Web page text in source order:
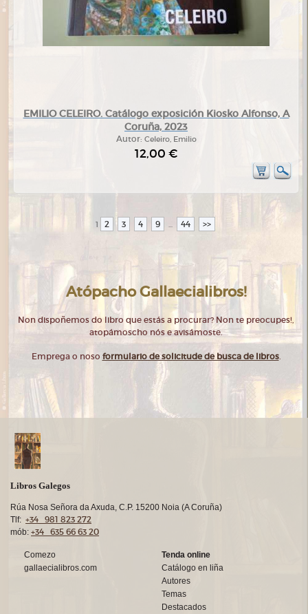
EMILIO CELEIRO. Catálogo exposición Kiosko Alfonso, A
Coruña, 2023
Autor: Celeiro, Emilio
12,00 €
1 2 3 4 9 ... 44 >>
Atópacho Gallaecialibros!
Non dispoñemos do libro que estás a procurar? Non te preocupes!,
atopámoscho nós e avisámoste.
Emprega o noso formulario de solicitude de busca de libros.
Libros Galegos
Rúa Nosa Señora da Axuda, C.P. 15200 Noia (A Coruña)
Tlf: +34 981 823 272
mób: +34 635 66 63 20
Comezo
gallaecialibros.com
Tenda online
Catálogo en liña
Autores
Temas
Destacados